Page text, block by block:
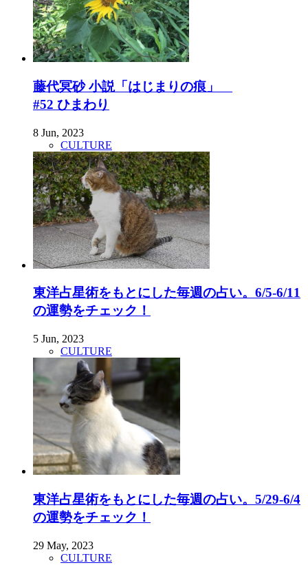
藤代冥砂 小説「はじまりの痕」
#52 ひまわり
8 Jun, 2023
CULTURE
東洋占星術をもとにした毎週の占い。6/5-6/11
の運勢をチェック！
5 Jun, 2023
CULTURE
東洋占星術をもとにした毎週の占い。5/29-6/4
の運勢をチェック！
29 May, 2023
CULTURE